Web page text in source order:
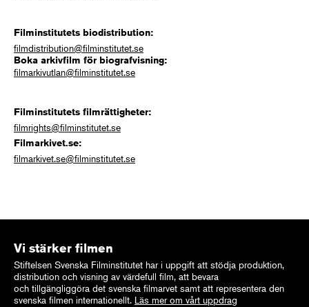
Filminstitutets biodistribution:
filmdistribution@filminstitutet.se
Boka arkivfilm för biografvisning:
filmarkivutlan@filminstitutet.se
Filminstitutets filmrättigheter:
filmrights@filminstitutet.se
Filmarkivet.se:
filmarkivet.se@filminstitutet.se
Vi stärker filmen
Stiftelsen Svenska Filminstitutet har i uppgift att stödja produktion,
distribution och visning av värdefull film, att bevara
och tillgängliggöra det svenska filmarvet samt att representera den
svenska filmen internationellt. Läs mer om vårt uppdrag